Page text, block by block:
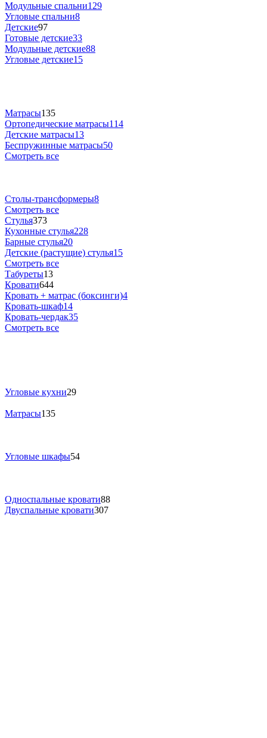
Модульные спальни129
Угловые спальни8
Детские97
Готовые детские33
Модульные детские88
Угловые детские15
Матрасы135
Ортопедические матрасы114
Детские матрасы13
Беспружинные матрасы50
Смотреть все
Столы-трансформеры8
Смотреть все
Стулья373
Кухонные стулья228
Барные стулья20
Детские (растущие) стулья15
Смотреть все
Табуреты13
Кровати644
Кровать + матрас (боксинги)4
Кровать-шкаф14
Кровать-чердак35
Смотреть все
Угловые кухни29
Матрасы135
Угловые шкафы54
Односпальные кровати88
Двуспальные кровати307